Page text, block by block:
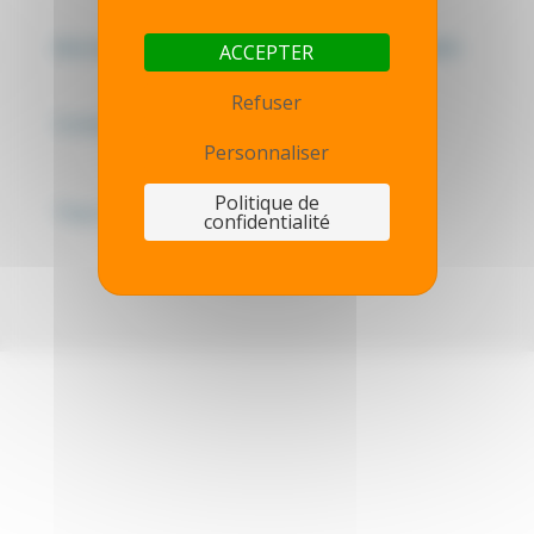
Mentions légales - Politique de confidentialité
ACCEPTER
Refuser
Personnaliser
Politique de
confidentialité